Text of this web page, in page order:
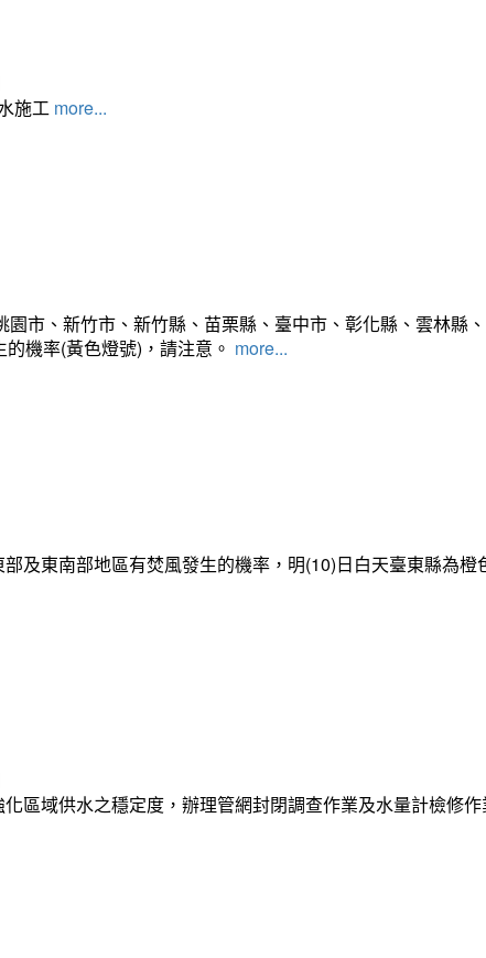
施工 more...
市、新竹市、新竹縣、苗栗縣、臺中市、彰化縣、雲林
機率(黃色燈號)，請注意。 more...
及東南部地區有焚風發生的機率，明(10)日白天臺東縣為
區域供水之穩定度，辦理管網封閉調查作業及水量計檢修作